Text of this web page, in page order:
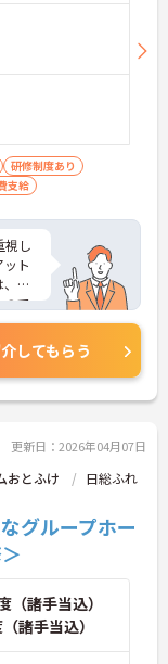
研修制度あり
支給
視し
ト
面
ので
してもらう
更新日：2026年04月07日
おとふけ
日総ふれ
グループホー
（諸手当込）
諸手当込）